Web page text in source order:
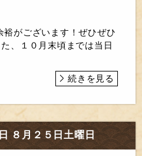
裕がございます！ぜひぜひ
、１０月末頃までは当日
続きを見る
８月２５日土曜日